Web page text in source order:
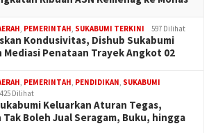
, PEMERINTAH, SUKABUMI TERKINI 597 Dilihat
Kondusivitas, Dishub Sukabumi
Mediasi Penataan Trayek Angkot 02
, PEMERINTAH, PENDIDIKAN, SUKABUMI
425 Dilihat
Keluarkan Aturan Tegas,
Tak Boleh Jual Seragam, Buku, hingga